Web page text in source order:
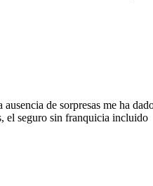
de sorpresas me ha dado
seguro sin franquicia incluido